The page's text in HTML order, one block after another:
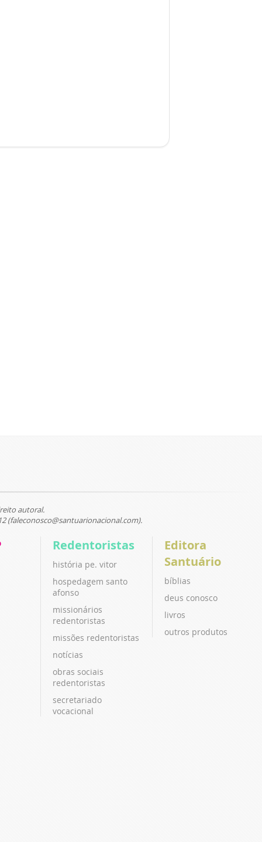
autoral.
(faleconosco@santuarionacional.com).
Redentoristas
história pe. vitor
hospedagem santo
afonso
missionários
redentoristas
missões redentoristas
notícias
obras sociais
redentoristas
secretariado
vocacional
Editora
Santuário
bíblias
deus conosco
livros
outros produtos